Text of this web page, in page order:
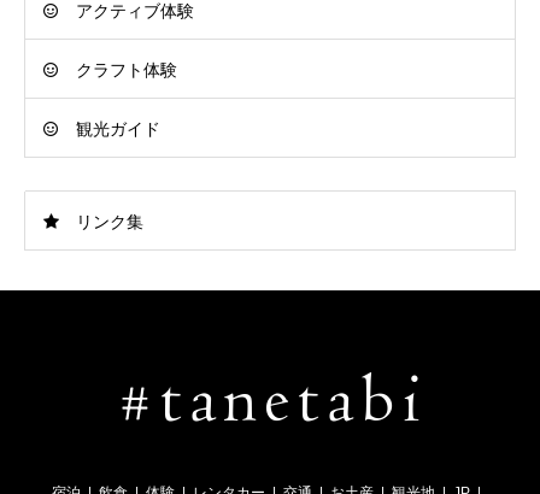
アクティブ体験
クラフト体験
観光ガイド
リンク集